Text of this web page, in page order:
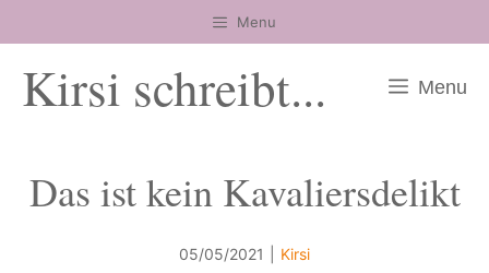
Inhalt
springen
Menu
Kirsi schreibt... Menu
Das ist kein Kavaliersdelikt
05/05/2021 Kirsi